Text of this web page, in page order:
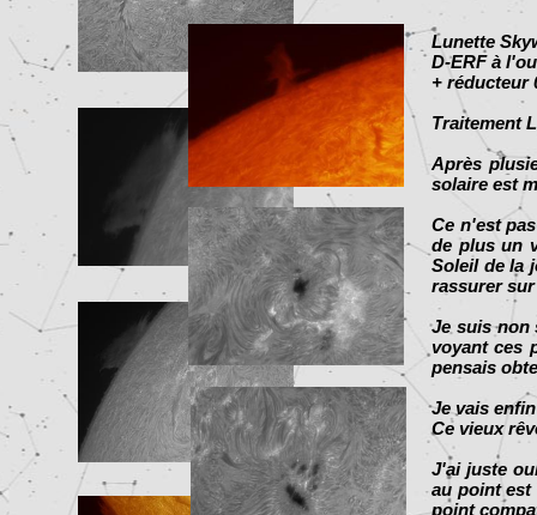
Lunette
D-ERF à
+ réducteur
Traitement
Après
solaire est
Ce n'est
de plus un
Soleil de la
rassurer
Je suis non
voyant ces
pensais
Je vais
Ce vieux
J'ai juste
au point est
point